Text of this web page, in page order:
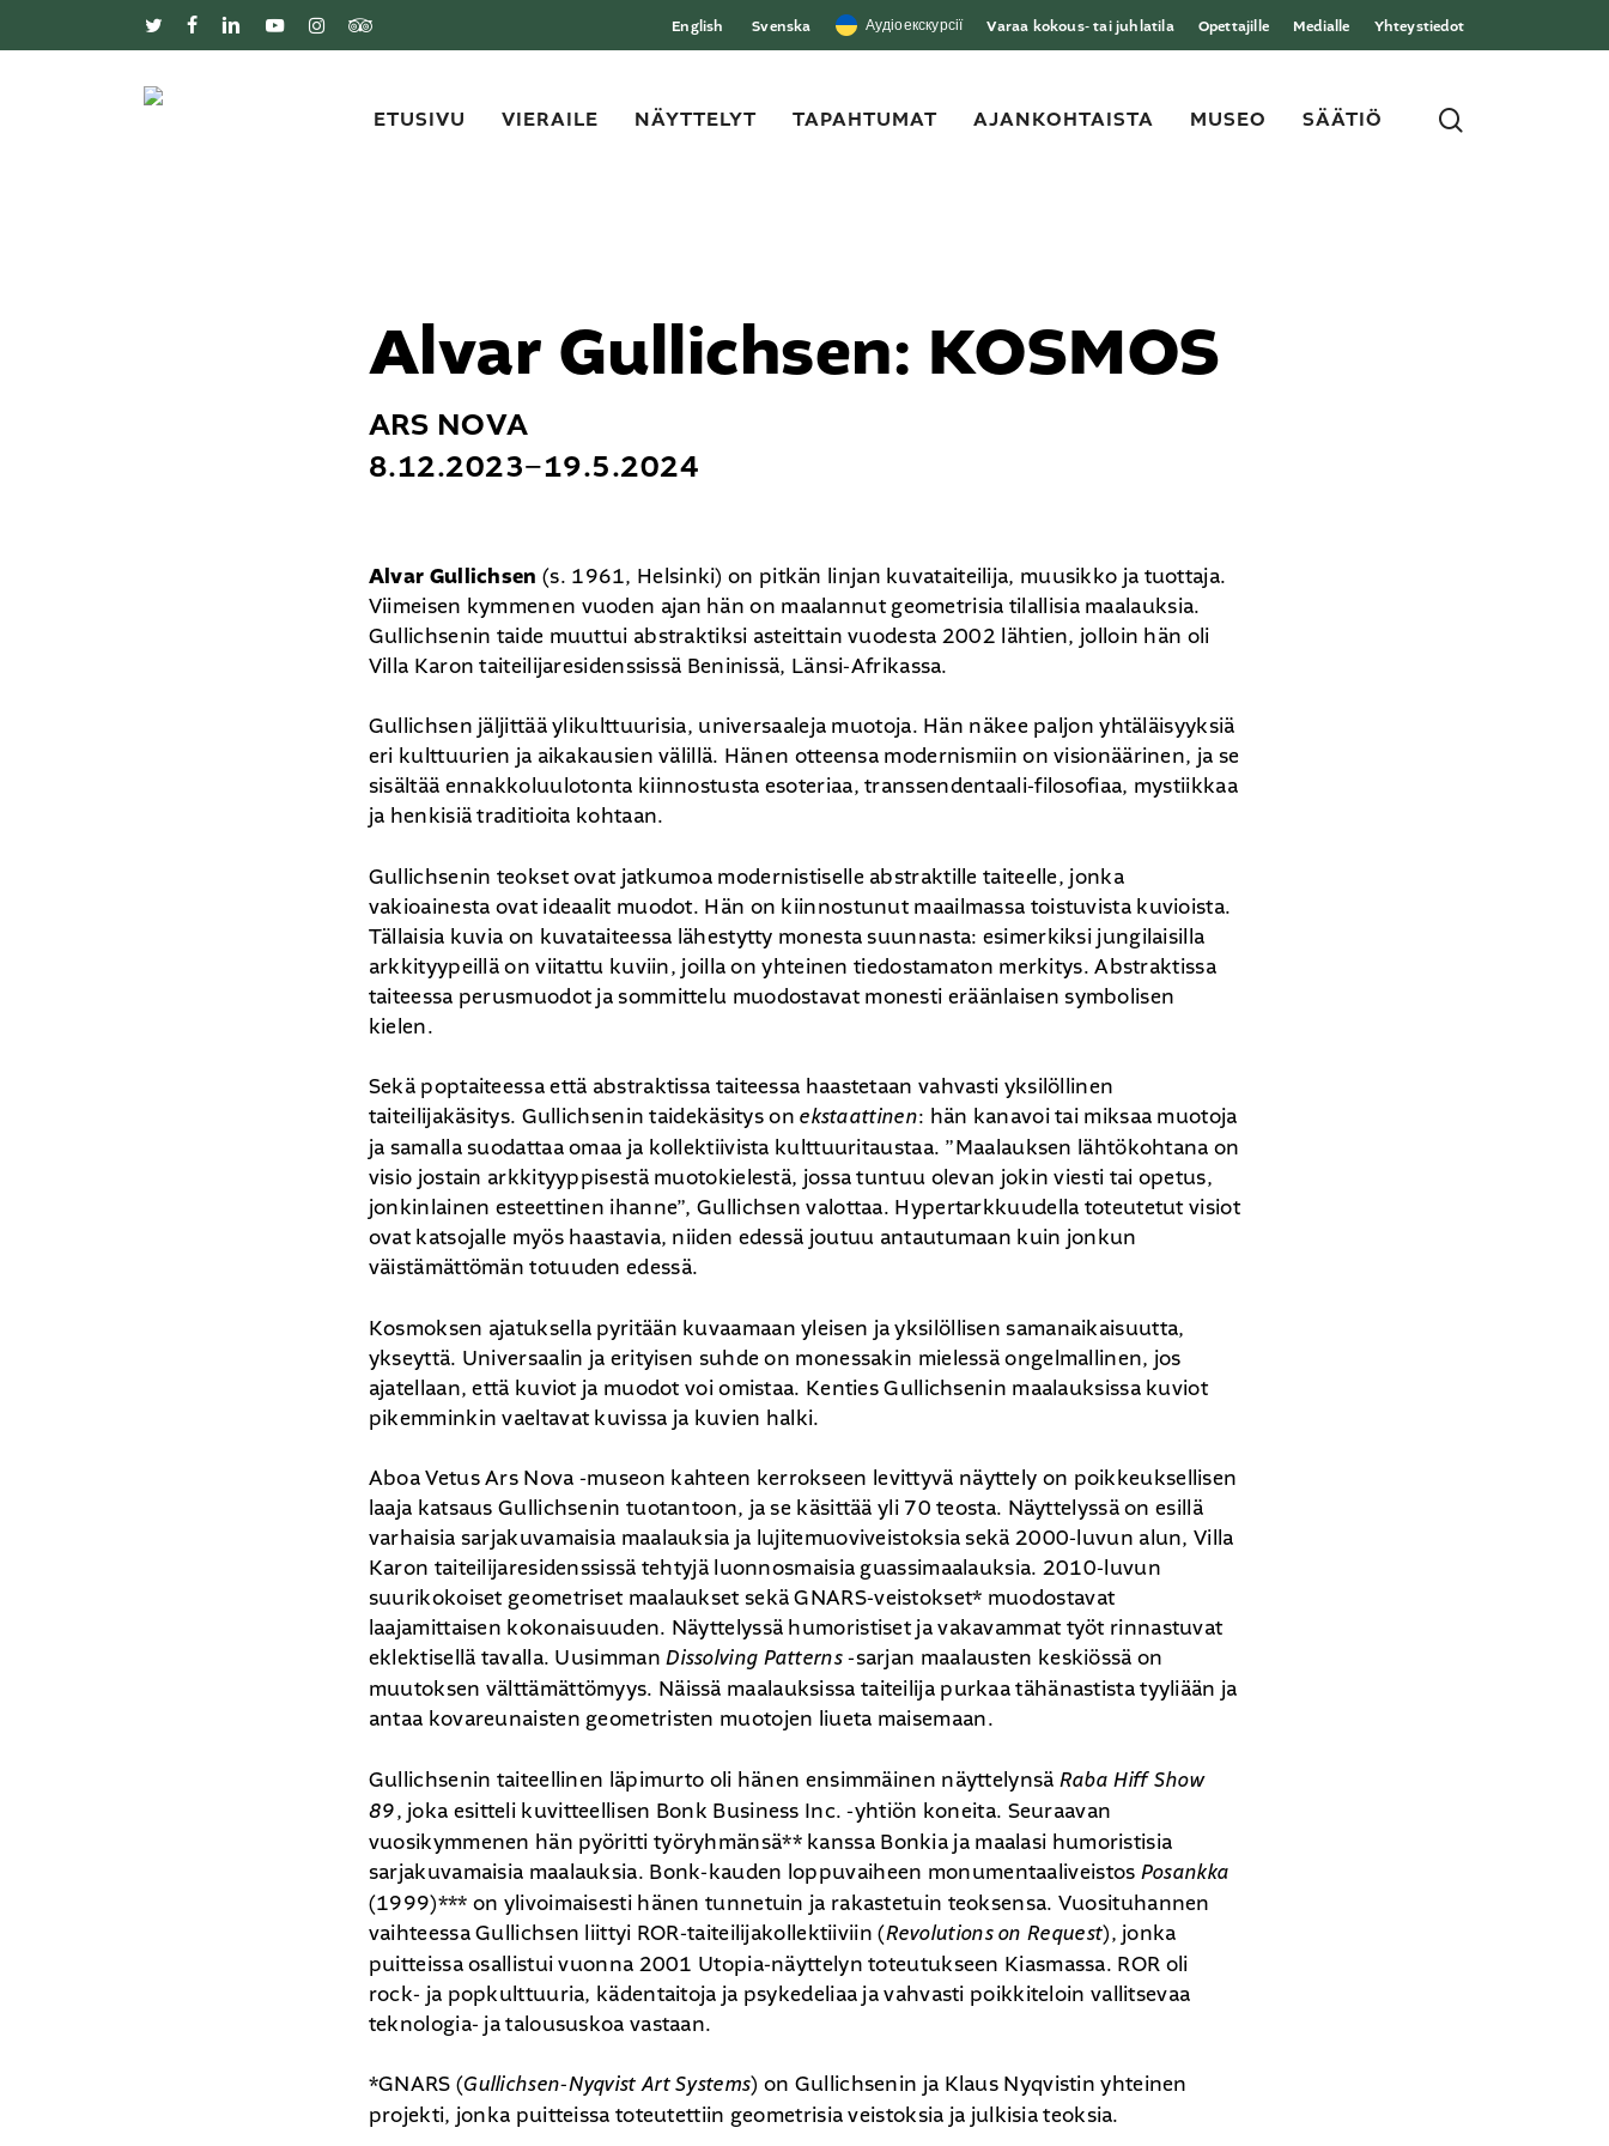
to
twitterfacebooklinkedin youtubeinstagram
English Svenska Аудіоекскурсії Varaa kokous- tai juhlatila Opettajille Medialle Yhteystiedot
Kirjoita hakusana. Paina enter etsiäksesi.
ETUSIVU VIERAILE NÄYTTELYT TAPAHTUMAT AJANKOHTAISTA MUSEO SÄÄTIÖ
Alvar Gullichsen: KOSMOS
ARS NOVA
8.12.2023−19.5.2024
Alvar Gullichsen (s. 1961, Helsinki) on pitkän linjan kuvataiteilija, muusikko ja tuottaja.
Viimeisen kymmenen vuoden ajan hän on maalannut geometrisia tilallisia maalauksia.
Gullichsenin taide muuttui abstraktiksi asteittain vuodesta 2002 lähtien, jolloin hän oli
Villa Karon taiteilijaresidenssissä Beninissä, Länsi-Afrikassa.
Gullichsen jäljittää ylikulttuurisia, universaaleja muotoja. Hän näkee paljon yhtäläisyyksiä
eri kulttuurien ja aikakausien välillä. Hänen otteensa modernismiin on visionäärinen, ja se
sisältää ennakkoluulotonta kiinnostusta esoteriaa, transsendentaali-filosofiaa, mystiikkaa
ja henkisiä traditioita kohtaan.
Gullichsenin teokset ovat jatkumoa modernistiselle abstraktille taiteelle, jonka
vakioainesta ovat ideaalit muodot. Hän on kiinnostunut maailmassa toistuvista kuvioista.
Tällaisia kuvia on kuvataiteessa lähestytty monesta suunnasta: esimerkiksi jungilaisilla
arkkityypeillä on viitattu kuviin, joilla on yhteinen tiedostamaton merkitys. Abstraktissa
taiteessa perusmuodot ja sommittelu muodostavat monesti eräänlaisen symbolisen
kielen.
Sekä poptaiteessa että abstraktissa taiteessa haastetaan vahvasti yksilöllinen
taiteilijakäsitys. Gullichsenin taidekäsitys onekstaattinen: hän kanavoi tai miksaa muotoja
ja samalla suodattaa omaa ja kollektiivista kulttuuritaustaa. ”Maalauksen lähtökohtana on
visio jostain arkkityyppisestä muotokielestä, jossa tuntuu olevan jokin viesti tai opetus,
jonkinlainen esteettinen ihanne”, Gullichsen valottaa. Hypertarkkuudella toteutetut visiot
ovat katsojalle myös haastavia, niiden edessä joutuu antautumaan kuin jonkun
väistämättömän totuuden edessä.
Kosmoksen ajatuksella pyritään kuvaamaan yleisen ja yksilöllisen samanaikaisuutta,
ykseyttä. Universaalin ja erityisen suhde on monessakin mielessä ongelmallinen, jos
ajatellaan, että kuviot ja muodot voi omistaa. Kenties Gullichsenin maalauksissa kuviot
pikemminkin vaeltavat kuvissa ja kuvien halki.
Aboa Vetus Ars Nova -museon kahteen kerrokseen levittyvä näyttely on poikkeuksellisen
laaja katsaus Gullichsenin tuotantoon, ja se käsittää yli 70 teosta. Näyttelyssä on esillä
varhaisia sarjakuvamaisia maalauksia ja lujitemuoviveistoksia sekä 2000-luvun alun, Villa
Karon taiteilijaresidenssissä tehtyjä luonnosmaisia guassimaalauksia. 2010-luvun
suurikokoiset geometriset maalaukset sekä GNARS-veistokset* muodostavat
laajamittaisen kokonaisuuden. Näyttelyssä humoristiset ja vakavammat työt rinnastuvat
eklektisellä tavalla. Uusimman Dissolving Patterns-sarjan maalausten keskiössä on
muutoksen välttämättömyys. Näissä maalauksissa taiteilija purkaa tähänastista tyyliään ja
antaa kovareunaisten geometristen muotojen liueta maisemaan.
Gullichsenin taiteellinen läpimurto oli hänen ensimmäinen näyttelynsä Raba Hiff Show
89, joka esitteli kuvitteellisen Bonk Business Inc. -yhtiön koneita. Seuraavan
vuosikymmenen hän pyöritti työryhmänsä** kanssa Bonkia ja maalasi humoristisia
sarjakuvamaisia maalauksia. Bonk-kauden loppuvaiheen monumentaaliveistos Posankka
(1999)*** on ylivoimaisesti hänen tunnetuin ja rakastetuin teoksensa. Vuosituhannen
vaihteessa Gullichsen liittyi ROR-taiteilijakollektiiviin (Revolutions on Request), jonka
puitteissa osallistui vuonna 2001 Utopia-näyttelyn toteutukseen Kiasmassa. ROR oli
rock- ja popkulttuuria, kädentaitoja ja psykedeliaa ja vahvasti poikkiteloin vallitsevaa
teknologia- ja taloususkoa vastaan.
*GNARS (Gullichsen-Nyqvist Art Systems) on Gullichsenin ja Klaus Nyqvistin yhteinen
projekti, jonka puitteissa toteutettiin geometrisia veistoksia ja julkisia teoksia.